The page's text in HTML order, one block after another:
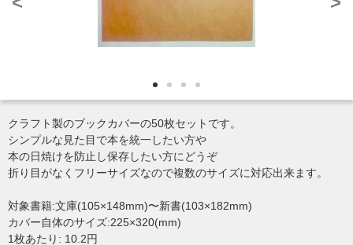
クラフト製のブックカバーの50枚セットです。
シンプルな見た目で本を統一したい方や
本の日焼けを防止し保存したい方にどうぞ
折り目がなくフリーサイズなので複数のサイズに対応出来ます。
対象書籍:文庫(105×148mm)〜新書(103×182mm)
カバー自体のサイズ:225×320(mm)
1枚あたり: 10.2円